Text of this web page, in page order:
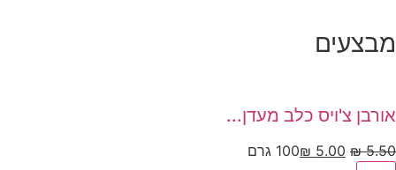
מבצעים
אורבן צ'ויס כלב מעדן...
5.50
₪
5.00
₪100 גרם